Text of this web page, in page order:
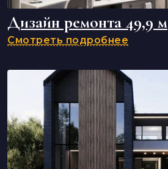
Дизайн ремонта 49,9 м
Смотреть подробнее